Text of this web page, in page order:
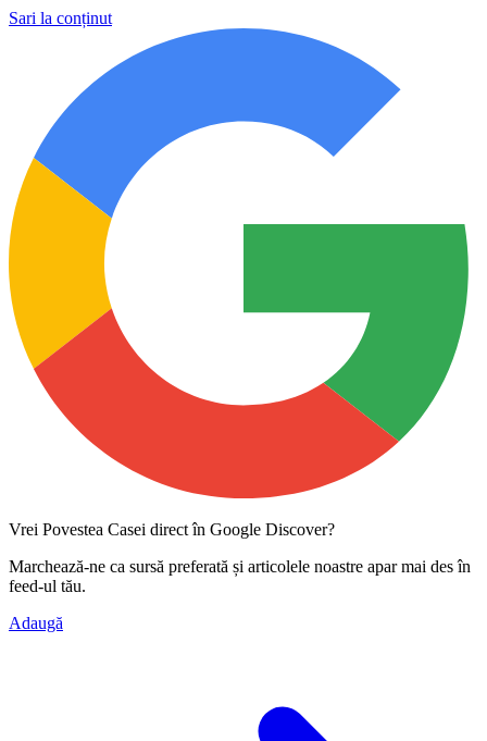
Sari la conținut
Vrei Povestea Casei direct în Google Discover?
Marchează-ne ca sursă preferată și articolele noastre apar mai des în
feed-ul tău.
Adaugă